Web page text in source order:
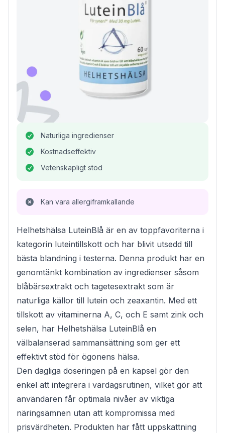
Naturliga ingredienser
Kostnadseffektiv
Vetenskapligt stöd
Kan vara allergiframkallande
Helhetshälsa LuteinBlå är en av toppfavoriterna i
kategorin luteintillskott och har blivit utsedd till
bästa blandning i testerna. Denna produkt har en
genomtänkt kombination av ingredienser såsom
blåbärsextrakt och tagetesextrakt som är
naturliga källor till lutein och zeaxantin. Med ett
tillskott av vitaminerna A, C, och E samt zink och
selen, har Helhetshälsa LuteinBlå en
välbalanserad sammansättning som ger ett
effektivt stöd för ögonens hälsa.
Den dagliga doseringen på en kapsel gör den
enkel att integrera i vardagsrutinen, vilket gör att
användaren får optimala nivåer av viktiga
näringsämnen utan att kompromissa med
prisvärdheten. Produkten har fått uppskattning